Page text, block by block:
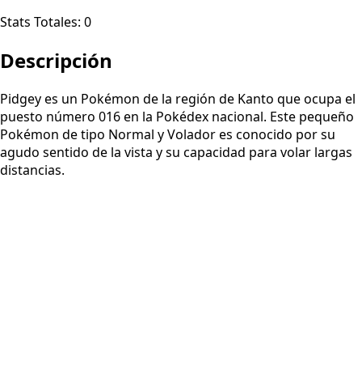
Stats Totales: 0
Descripción
Pidgey es un Pokémon de la región de Kanto que ocupa el
puesto número 016 en la Pokédex nacional. Este pequeño
Pokémon de tipo Normal y Volador es conocido por su
agudo sentido de la vista y su capacidad para volar largas
distancias.